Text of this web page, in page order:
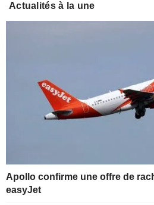
Actualités à la une
Apollo confirme une offre de
easyJet